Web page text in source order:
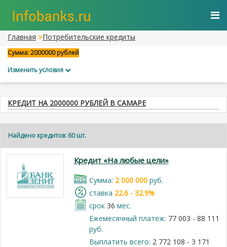
Главная Потребительские кредиты
КРЕДИТ НА 2000000 РУБЛЕЙ В САМАРЕ
Сумма: 2000000 рублей
Изменить условия
Найдено кредитов: 60 шт.
Кредит «На любые цели»
Cумма: 2 000 000руб.
cтавка 22.6 - 32.9%
срок 36 мес.
Ежемесячный платеж: 77 003 - 88 111
руб.
Выплатить всего: 2 772 108 - 3 171